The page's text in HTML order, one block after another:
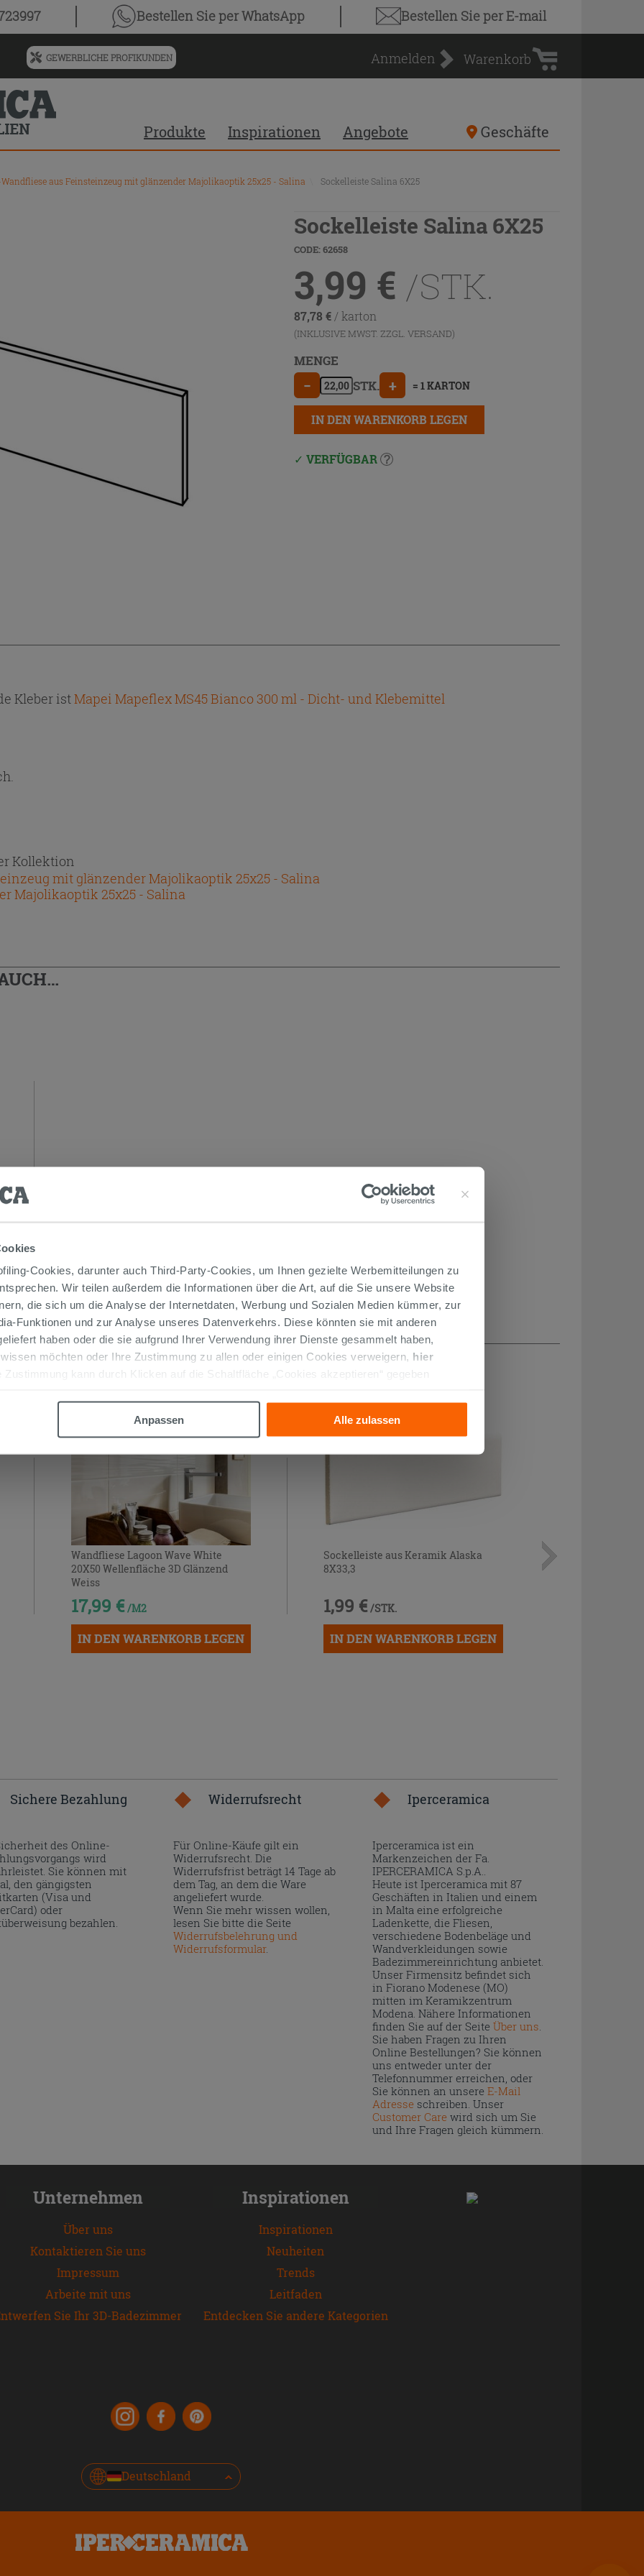
Cookies, darunter auch Third-Party-Cookies, um Ihnen gezielte Werbemitteilungen zu
Wir teilen außerdem die Informationen über die Art, auf die Sie unsere Website
die sich um die Analyse der Internetdaten, Werbung und Sozialen Medien kümmer, zur
Funktionen und zur Analyse unseres Datenverkehrs. Diese könnten sie mit anderen
haben oder die sie aufgrund Ihrer Verwendung ihrer Dienste gesammelt haben,
möchten oder Ihre Zustimmung zu allen oder einigen Cookies verweigern, hier
Zustimmung kann durch Klicken auf die Schaltfläche „Cookies akzeptieren“ gegeben
Anpassen
Alle zulassen
Bestellen Sieper WhatsApp Bestellen Sieper E-mail
Menü
für
vorgeschlagenen
Siteinhalt
und
Suchprotokoll
GEWERBLICHE PROFIKUNDEN Anmelden
Warenkorb
Warenkorb
Produkte Inspirationen Angebote Geschäfte
aus Feinsteinzeug mit glänzender Majolikaoptik 25x25 - Salina Sockelleiste Salina 6X25
Sockelleiste Salina 6X25
CODE: 62658
3,99 € /STK.
87,78 € / karton
(INKLUSIVE MWST. ZZGL. VERSAND)
MENGE
− STK. + = 1 KARTON
IN DEN WARENKORB LEGEN
VERFÜGBAR
Kleber istMapei Mapeflex MS45 Bianco 300 ml - Dicht- und Klebemittel
Kollektion
mit glänzender Majolikaoptik 25x25 - Salina
Majolikaoptik 25x25 - Salina
GEKAUFT HABEN, KAUFTEN AUCH...
Wandfliese Lagoon Wave White
20X50 Wellenfläche 3D Glänzend
Weiss
17,99 € /M2
IN DEN WARENKORB LEGEN
Sockelleiste aus Keramik Alaska
8X33,3
1,99 € /STK.
IN DEN WARENKORB LEGEN
Sichere Bezahlung
des Online-
wird
Sie können mit
den gängigsten
(Visa und
oder
bezahlen.
Widerrufsrecht
Für Online-Käufe gilt ein
Widerrufsrecht. Die
Widerrufsfrist beträgt 14 Tage ab
dem Tag, an dem die Ware
angeliefert wurde.
Wenn Sie mehr wissen wollen,
lesen Sie bitte die Seite
Widerrufsbelehrung und
Widerrufsformular.
Iperceramica
Iperceramica ist ein
Markenzeichen der Fa.
IPERCERAMICA S.p.A..
Heute ist Iperceramica mit 87
Geschäften in Italien und einem
in Malta eine erfolgreiche
Ladenkette, die Fliesen,
verschiedene Bodenbeläge und
Wandverkleidungen sowie
Badezimmereinrichtung anbietet.
Unser Firmensitz befindet sich
in Fiorano Modenese (MO)
mitten im Keramikzentrum
Modena. Nähere Informationen
finden Sie auf der Seite Über uns
Sie haben Fragen zu Ihren
Online Bestellungen? Sie können
uns entweder unter der
Telefonnummer erreichen, oder
Sie können an unsere E-Mail
Adresseschreiben. Unser
Customer Carewird sich um Sie
und Ihre Fragen gleich kümmern.
Unternehmen
Über uns
Kontaktieren Sie uns
Impressum
Arbeite mit uns
Sie Ihr 3D-Badezimmer
Inspirationen
Inspirationen
Neuheiten
Trends
Leitfaden
Entdecken Sie andere Kategorien
Deutschland